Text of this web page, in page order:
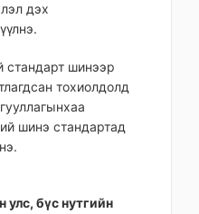
дэх
стандарт шинээр
тохиолдолд
шинэ стандартад
улс, бүс нутгийн